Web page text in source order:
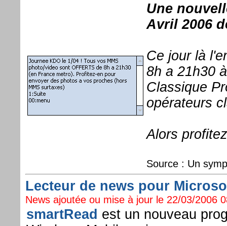
Une
Avril 2006
Ce jour là
8h a 21h30
Classique
opérateurs
Alors
Source : Un
Lecteur de news pour
News ajoutée ou mise à jour le 22/03/2006
smartRead est un nouveau